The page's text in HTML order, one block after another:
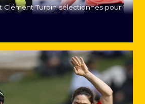
Clément Turpin sélectionnés pour